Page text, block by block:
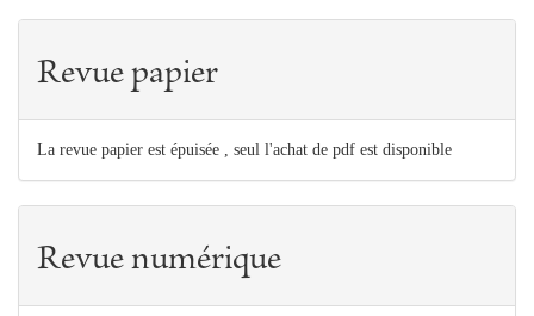
Revue papier
La revue papier est épuisée , seul l'achat de pdf est disponible
Revue numérique